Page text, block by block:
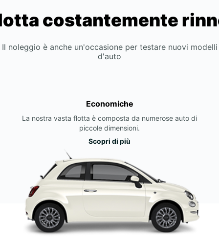
costantemente
Il noleggio è anche un'occasione per testare nuovi modelli
d'auto
Economiche
La nostra vasta flotta è composta da numerose auto di
piccole dimensioni.
Scopri di più